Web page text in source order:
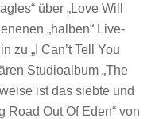
über „Love Will
„halben“ Live-
zu „I Can’t Tell You
Studioalbum „The
ist das siebte und
Road Out Of Eden“ von